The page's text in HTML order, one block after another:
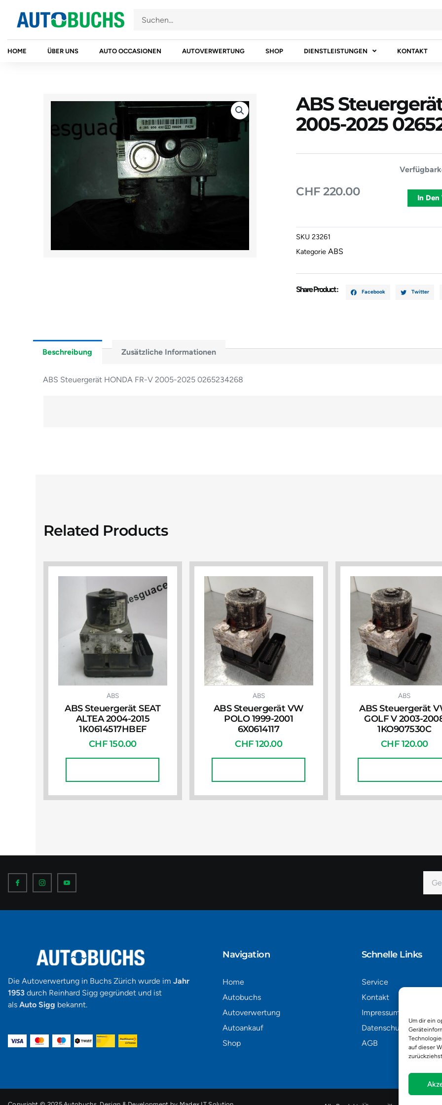
Um dir ein
auf dieser
Inhalt
springen
HOME ÜBER UNS AUTO OCCASIONEN AUTOVERWERTUNG SHOP DIENSTLEISTUNGEN KONTAKT
ABS
2005-2025
CHF 220.00
ABS
HONDA
FR-
2005-
In
SKU23261
Kategorie ABS
Share Product : Facebook Twitter
Beschreibung Zusätzliche Informationen
ABS Steuergerät HONDA FR-V 2005-2025 0265234268
Related Products
ABS
ABS Steuergerät SEAT
ALTEA 2004-2015
1K0614517HBEF
CHF150.00
ABS
ABS Steuergerät VW
POLO 1999-2001
6X0614117
CHF120.00
ABS
ABS Steuergerät
GOLF V 2003-
1KO907530C
CHF120.00
I
c
I
c
a
m
I
c
-
Mail
Die Autoverwertung in Buchs Zürich wurde im Jahr
1953 durch Reinhard Sigg gegründet und ist
als Auto Sigg bekannt.
Navigation​
Home
Autobuchs
Autoverwertung
Autoankauf
Shop
Schnelle Links
Service
Kontakt
Impressum
Datenschutz
AGB